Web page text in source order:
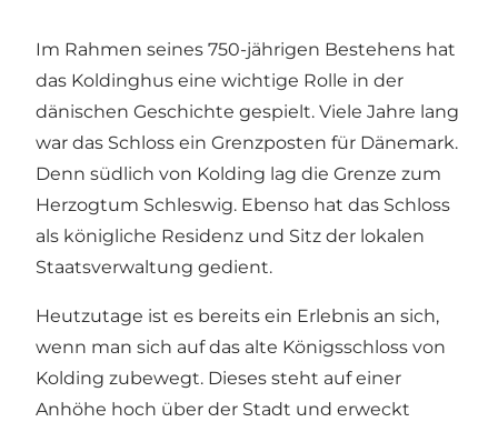
Im Rahmen seines 750-jährigen Bestehens hat
das Koldinghus eine wichtige Rolle in der
dänischen Geschichte gespielt. Viele Jahre lang
war das Schloss ein Grenzposten für Dänemark.
Denn südlich von Kolding lag die Grenze zum
Herzogtum Schleswig. Ebenso hat das Schloss
als königliche Residenz und Sitz der lokalen
Staatsverwaltung gedient.
Heutzutage ist es bereits ein Erlebnis an sich,
wenn man sich auf das alte Königsschloss von
Kolding zubewegt. Dieses steht auf einer
Anhöhe hoch über der Stadt und erweckt